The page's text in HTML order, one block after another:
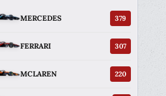
MERCEDES 379
FERRARI 307
MCLAREN 220